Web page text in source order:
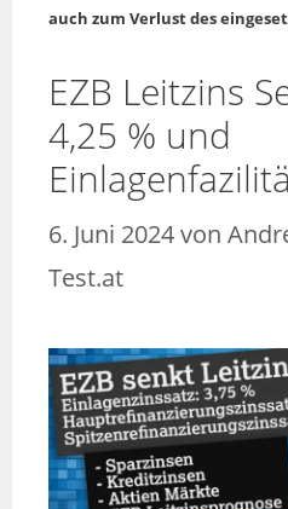
auch zum Verlust des
EZB Leitzins
4,25 % und
6. Juni 2024von
Test.at